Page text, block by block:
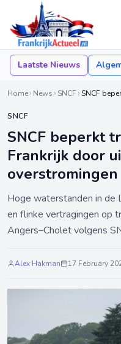
Laatste Nieuws
Home News SNCF
SNCF
SNCF beperkt
Frankrijk door
Hoge waterstanden in de
en flinke vertragingen op
Angers–Cholet volgens
Alex Hakman 17 February